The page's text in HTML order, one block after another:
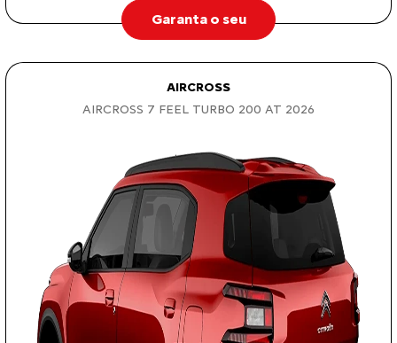
Garanta o seu
AIRCROSS
AIRCROSS 7 FEEL TURBO 200 AT 2026